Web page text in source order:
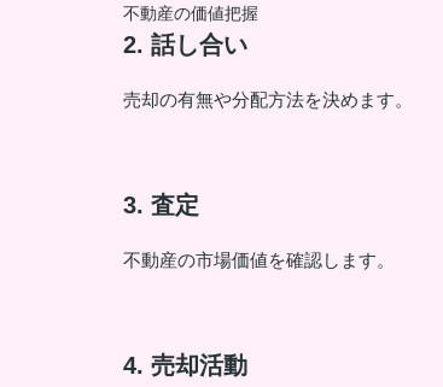
不動産の価値把握
2. 話し合い
売却の有無や分配方法を決めます。
3. 査定
不動産の市場価値を確認します。
4. 売却活動